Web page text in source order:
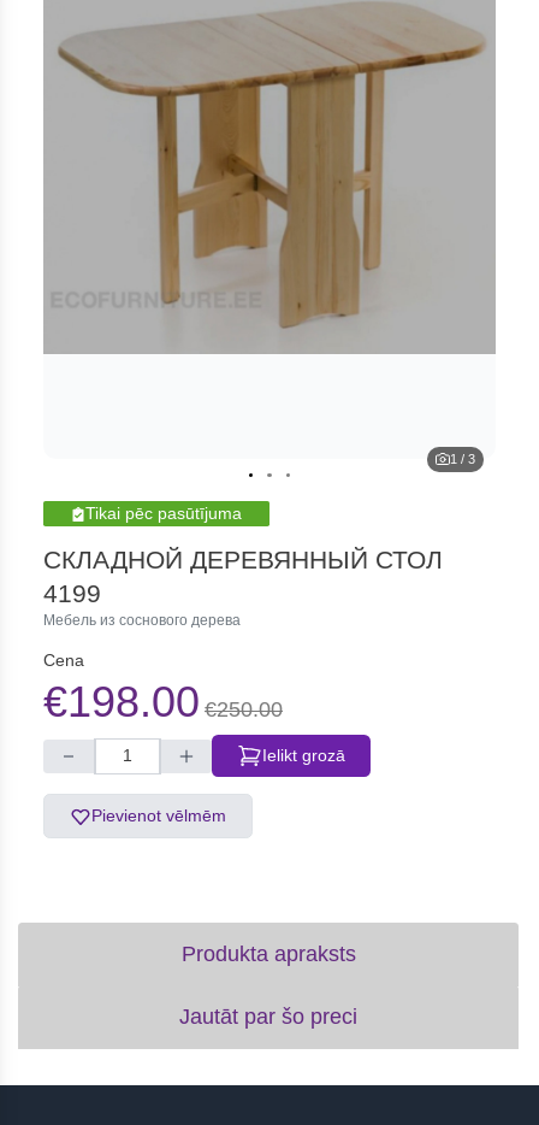
1 / 3
Tikai pēc pasūtījuma
СКЛАДНОЙ ДЕРЕВЯННЫЙ СТОЛ
4199
Мебель из соснового дерева
Cena
€198.00 €250.00
Ielikt grozā
Pievienot vēlmēm
Produkta apraksts
Jautāt par šo preci